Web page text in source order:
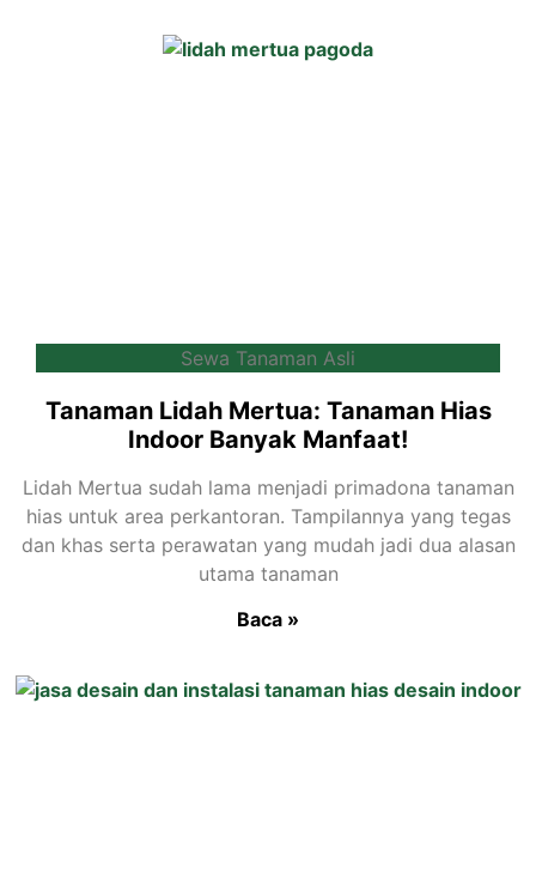
Sewa Tanaman Asli
Tanaman Lidah Mertua: Tanaman Hias
Indoor Banyak Manfaat!
Lidah Mertua sudah lama menjadi primadona tanaman
hias untuk area perkantoran. Tampilannya yang tegas
dan khas serta perawatan yang mudah jadi dua alasan
utama tanaman
Baca »